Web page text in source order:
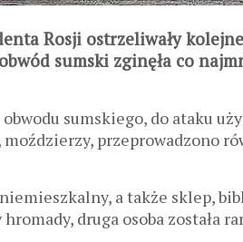
Rosji ostrzeliwały
sumski zginęła co
sumskiego, do ataku
przeprowadzono
a także sklep,
druga osoba została